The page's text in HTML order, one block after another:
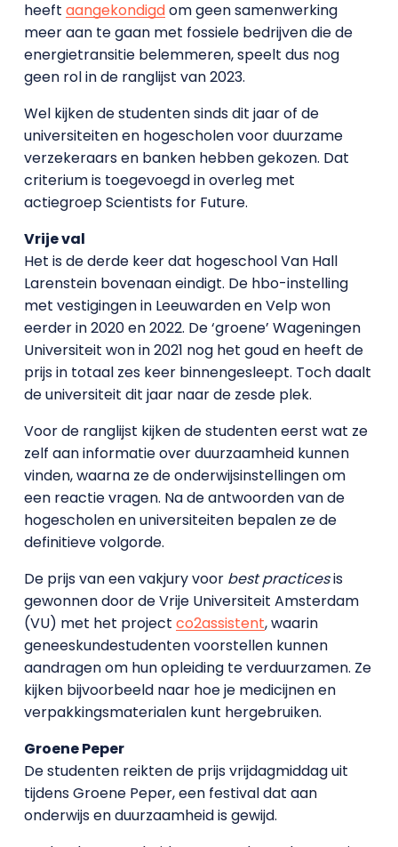
heeft aangekondigdom geen samenwerking
meer aan te gaan met fossiele bedrijven die de
energietransitie belemmeren, speelt dus nog
geen rol in de ranglijst van 2023.
Wel kijken de studenten sinds dit jaar of de
universiteiten en hogescholen voor duurzame
verzekeraars en banken hebben gekozen. Dat
criterium is toegevoegd in overleg met
actiegroep Scientists for Future.
Vrije val
Het is de derde keer dat hogeschool Van Hall
Larenstein bovenaan eindigt. De hbo-instelling
met vestigingen in Leeuwarden en Velp won
eerder in 2020 en 2022. De ‘groene’ Wageningen
Universiteit won in 2021 nog het goud en heeft de
prijs in totaal zes keer binnengesleept. Toch daalt
de universiteit dit jaar naar de zesde plek.
Voor de ranglijst kijken de studenten eerst wat ze
zelf aan informatie over duurzaamheid kunnen
vinden, waarna ze de onderwijsinstellingen om
een reactie vragen. Na de antwoorden van de
hogescholen en universiteiten bepalen ze de
definitieve volgorde.
De prijs van een vakjury voor best practicesis
gewonnen door de Vrije Universiteit Amsterdam
(VU) met het project co2assistent, waarin
geneeskundestudenten voorstellen kunnen
aandragen om hun opleiding te verduurzamen. Ze
kijken bijvoorbeeld naar hoe je medicijnen en
verpakkingsmaterialen kunt hergebruiken.
Groene Peper
De studenten reikten de prijs vrijdagmiddag uit
tijdens Groene Peper, een festival dat aan
onderwijs en duurzaamheid is gewijd.